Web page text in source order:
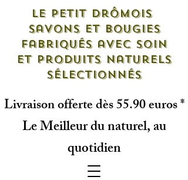
Le petit drômois
savons et bougies
fabriqués avec soin
et produits naturels
sélectionnés
Livraison offerte dès 55.90 euros *
Le Meilleur du naturel, au
quotidien